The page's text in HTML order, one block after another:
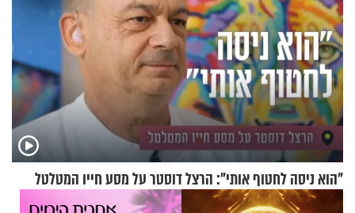
"הוא ניסה לחטוף אותי": הרצל דוסטר על מסע חייו המטלטל